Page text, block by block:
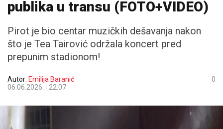
publika u transu (FOTO+VIDEO)
Pirot je bio centar muzičkih dešavanja nakon
što je Tea Tairović održala koncert pred
prepunim stadionom!
Autor: Emilija Baranić
06.06.2026.
22:07
0